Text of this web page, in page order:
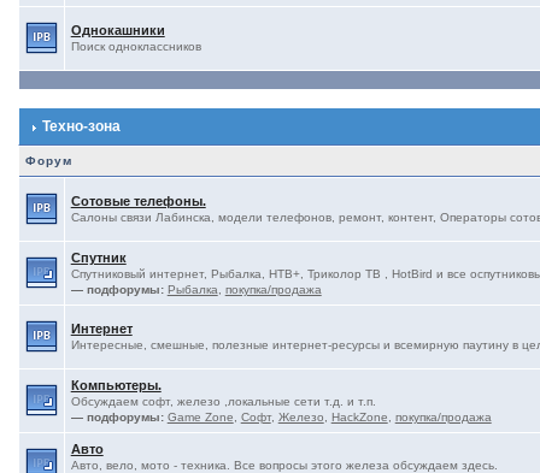
Однокашники
Поиск одноклассников
Техно-зона
Форум
Сотовые телефоны.
Салоны связи Лабинска, модели телефонов, ремонт, контент, Операторы
Спутник
Спутниковый интернет, Рыбалка, НТВ+, Триколор ТВ , HotBird и все
— подфорумы: Рыбалка покупка/продажа
Интернет
Интересные, смешные, полезные интернет-ресурсы и всемирную паутину в
Компьютеры.
Обсуждаем софт, железо ,локальные сети т.д. и т.п.
— подфорумы: Game Zone Софт, Железо HackZone покупка/продажа
Авто
Авто, вело, мото - техника. Все вопросы этого железа обсуждаем здесь.